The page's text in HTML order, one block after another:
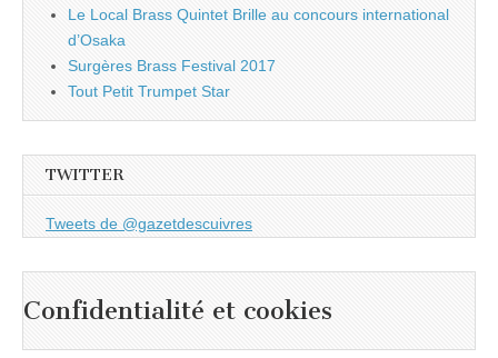
Le Local Brass Quintet Brille au concours international
d’Osaka
Surgères Brass Festival 2017
Tout Petit Trumpet Star
TWITTER
Tweets de @gazetdescuivres
Confidentialité et cookies